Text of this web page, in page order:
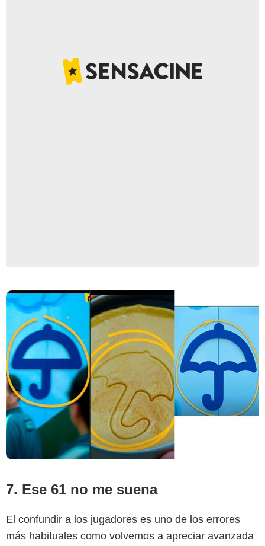
7. Ese 61 no me suena
El confundir a los jugadores es uno de los errores
más habituales como volvemos a apreciar avanzada